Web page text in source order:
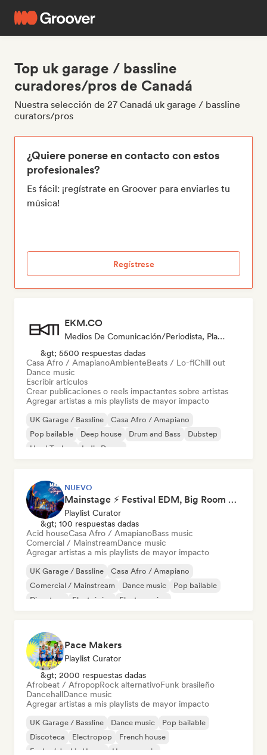
Top uk garage / bassline
curadores/pros de Canadá
Nuestra selección de 27 Canadá uk garage / bassline
curators/pros
¿Quiere ponerse en contacto con estos
profesionales?
Es fácil: ¡regístrate en Groover para enviarles tu
música!
Regístrese
EKM.CO
Medios De Comunicación/Periodista, Playlist Curator
&gt; 5500 respuestas dadas
Casa Afro / AmapianoAmbienteBeats / Lo-fiChill out
Dance music
Escribir artículos
Crear publicaciones o reels impactantes sobre artistas
Agregar artistas a mis playlists de mayor impacto
UK Garage / Bassline
Casa Afro / Amapiano
Pop bailable
Deep house Drum and Bass
Dubstep
Hard Techno
Indie Dance
NUEVO
Mainstage ⚡ Festival EDM, Big Room & House Anthems
Playlist Curator
&gt; 100 respuestas dadas
Acid houseCasa Afro / AmapianoBass music
Comercial / MainstreamDance music
Agregar artistas a mis playlists de mayor impacto
UK Garage / Bassline
Casa Afro / Amapiano
Comercial / Mainstream
Dance music
Pop bailable
Discoteca
Electrónica Electro swing
Pace Makers
Playlist Curator
&gt; 2000 respuestas dadas
Afrobeat / AfropopRock alternativoFunk brasileño
DancehallDance music
Agregar artistas a mis playlists de mayor impacto
UK Garage / Bassline Dance music
Pop bailable
Discoteca
Electropop
French house
Funky / Jackin House
House music